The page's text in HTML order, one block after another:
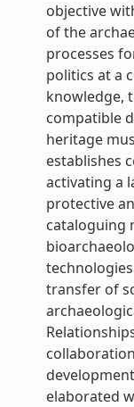
objective
of the
processes
politics at a
knowledge,
compatible
heritage
establishes
activating a
protective
cataloguing
transfer of
elaborated